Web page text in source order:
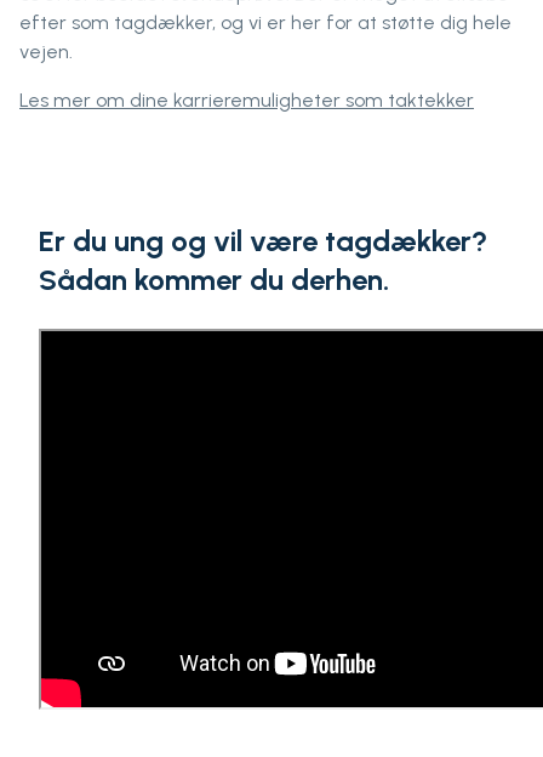
efter som tagdækker, og vi er her for at støtte dig hele
vejen.
Les mer om dine karrieremuligheter som taktekker
Er du ung og vil være tagdækker?
Sådan kommer du derhen.